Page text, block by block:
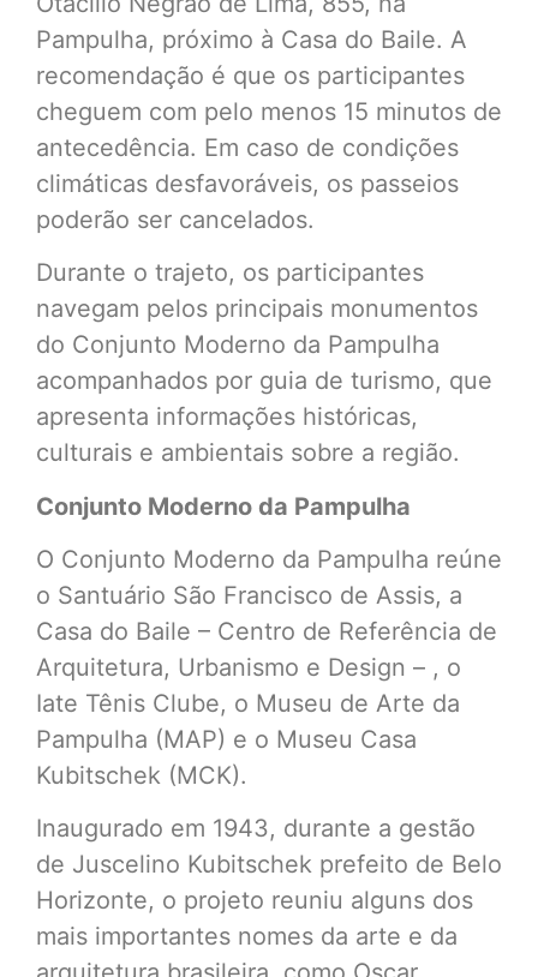
Pampulha, próximo à Casa do Baile. A
recomendação é que os participantes
cheguem com pelo menos 15 minutos de
antecedência. Em caso de condições
climáticas desfavoráveis, os passeios
poderão ser cancelados.
Durante o trajeto, os participantes
navegam pelos principais monumentos
do Conjunto Moderno da Pampulha
acompanhados por guia de turismo, que
apresenta informações históricas,
culturais e ambientais sobre a região.
Conjunto Moderno da Pampulha
O Conjunto Moderno da Pampulha reúne
o Santuário São Francisco de Assis, a
Casa do Baile – Centro de Referência de
Arquitetura, Urbanismo e Design – , o
Iate Tênis Clube, o Museu de Arte da
Pampulha (MAP) e o Museu Casa
Kubitschek (MCK).
Inaugurado em 1943, durante a gestão
de Juscelino Kubitschek prefeito de Belo
Horizonte, o projeto reuniu alguns dos
mais importantes nomes da arte e da